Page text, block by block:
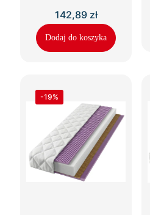
142,89 zł
Dodaj do koszyka
-19%